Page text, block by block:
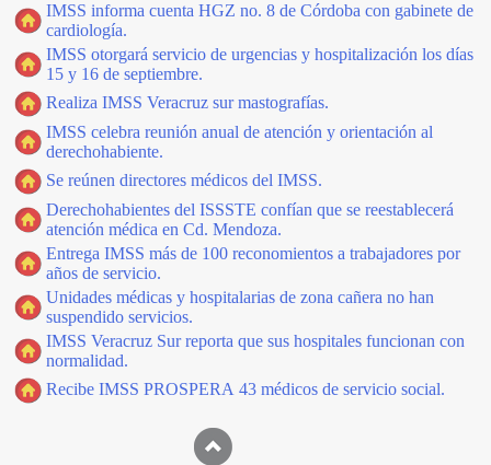
IMSS informa cuenta HGZ no. 8 de Córdoba con gabinete de
cardiología.
IMSS otorgará servicio de urgencias y hospitalización los días
15 y 16 de septiembre.
Realiza IMSS Veracruz sur mastografías.
IMSS celebra reunión anual de atención y orientación al
derechohabiente.
Se reúnen directores médicos del IMSS.
Derechohabientes del ISSSTE confían que se reestablecerá
atención médica en Cd. Mendoza.
Entrega IMSS más de 100 reconomientos a trabajadores por
años de servicio.
Unidades médicas y hospitalarias de zona cañera no han
suspendido servicios.
IMSS Veracruz Sur reporta que sus hospitales funcionan con
normalidad.
Recibe IMSS PROSPERA 43 médicos de servicio social.